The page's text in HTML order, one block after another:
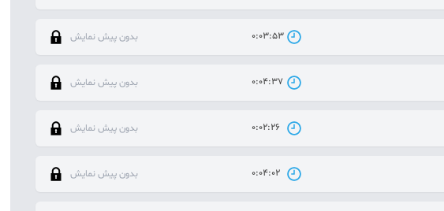
0:03:53 بدون پیش نمایش
0:04:37 بدون پیش نمایش
0:02:26 بدون پیش نمایش
0:04:02 بدون پیش نمایش